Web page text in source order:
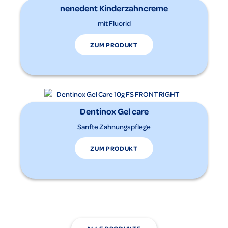
nenedent Kinderzahncreme
mit Fluorid
ZUM PRODUKT
Dentinox Gel care
Sanfte Zahnungspflege
ZUM PRODUKT